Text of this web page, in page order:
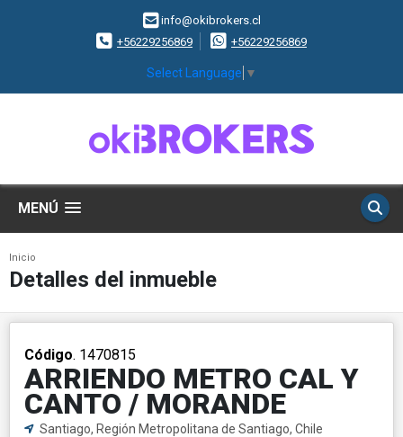
info@okibrokers.cl
+56229256869
+56229256869
Select Language ▼
MENÚ
Inicio
Detalles del inmueble
Código. 1470815
ARRIENDO METRO CAL Y
CANTO / MORANDE
Santiago, Región Metropolitana de Santiago, Chile